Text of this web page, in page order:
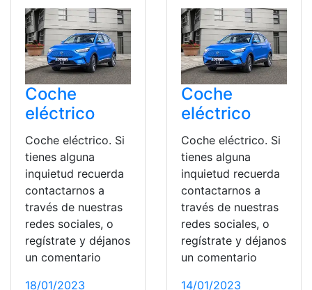
Coche
eléctrico
Coche eléctrico. Si
tienes alguna
inquietud recuerda
contactarnos a
través de nuestras
redes sociales, o
regístrate y déjanos
un comentario
18/01/2023
Coche
eléctrico
Coche eléctrico. Si
tienes alguna
inquietud recuerda
contactarnos a
través de nuestras
redes sociales, o
regístrate y déjanos
un comentario
14/01/2023